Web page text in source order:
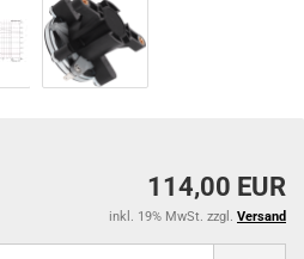
114,00 EUR
inkl. 19% MwSt. zzgl. Versand